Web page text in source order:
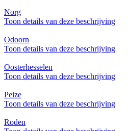
Norg
Toon details van deze beschrijving
Odoorn
Toon details van deze beschrijving
Oosterhesselen
Toon details van deze beschrijving
Peize
Toon details van deze beschrijving
Roden